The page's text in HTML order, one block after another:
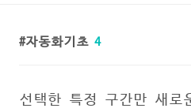
자동화기초 4